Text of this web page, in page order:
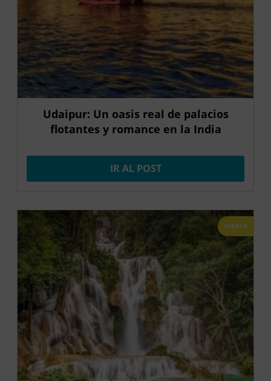
Udaipur: Un oasis real de palacios
flotantes y romance en la India
IR AL POST
OFERTA